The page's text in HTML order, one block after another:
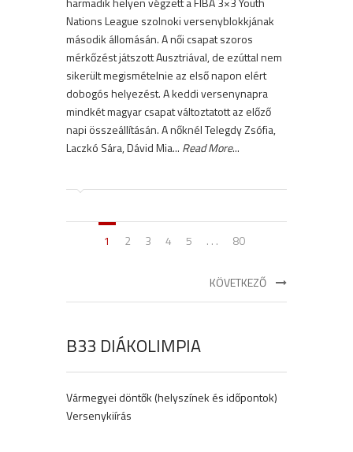
Nations League szolnoki versenyblokkjának
második állomásán. A női csapat szoros
mérkőzést játszott Ausztriával, de ezúttal nem
sikerült megismételnie az első napon elért
dobogós helyezést. A keddi versenynapra
mindkét magyar csapat változtatott az előző
napi összeállításán. A nőknél Telegdy Zsófia,
Laczkó Sára, Dávid Mia... Read More...
1 2 3 4 5 . . . 80
KÖVETKEZŐ
B33 DIÁKOLIMPIA
Vármegyei döntők (helyszínek és időpontok)
Versenykiírás